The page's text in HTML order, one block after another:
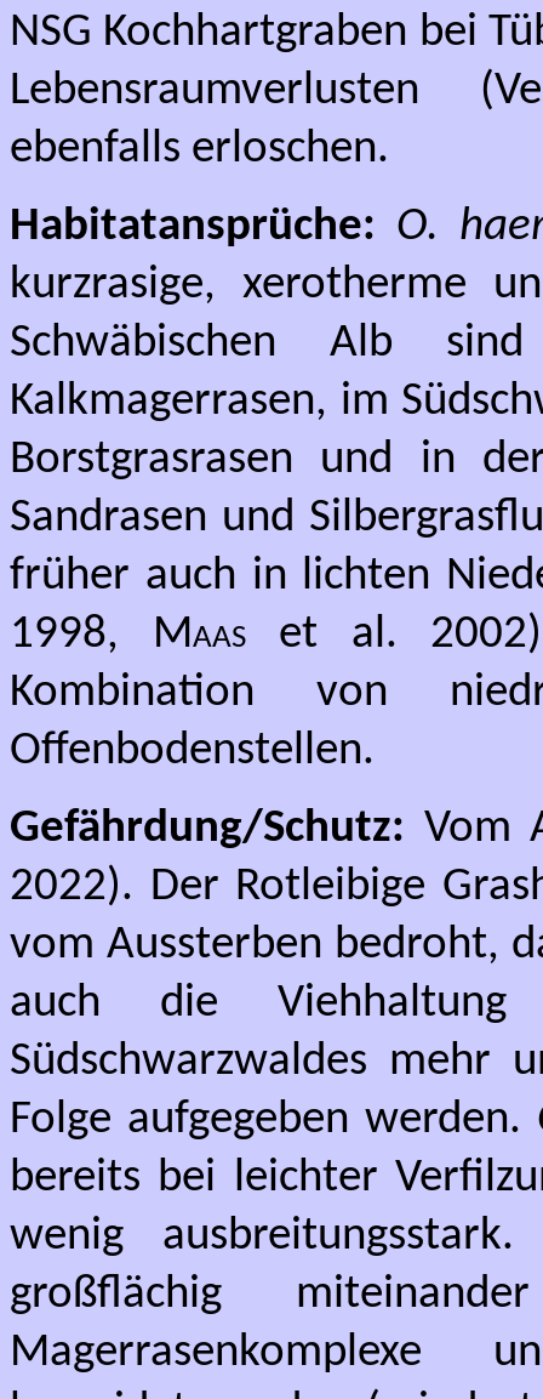
NSG Kochhartgraben bei
Lebensraumverlusten
ebenfalls erloschen.
Habitatansprüche: O.
kurzrasige, xerotherme
Schwäbischen Alb
Kalkmagerrasen, im
Borstgrasrasen und in
Sandrasen und
früher auch in lichten
1998, Maaset al.
Kombination von
Offenbodenstellen.
Gefährdung/Schutz: Vom
2022). Der Rotleibige
vom Aussterben bedroht,
auch die
Südschwarzwaldes
Folge aufgegeben werden.
bereits bei leichter
wenig
großflächig
Magerrasenkomplexe